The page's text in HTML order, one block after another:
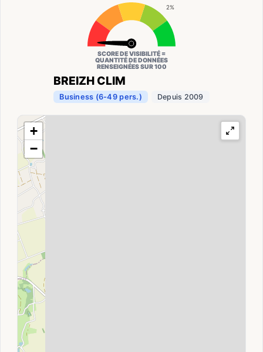
BREIZH CLIM
Business (6-49 pers.) Depuis 2009
2%
SCORE DE VISIBILITÉ =
QUANTITÉ DE DONNÉES
RENSEIGNÉES SUR 100
+
−